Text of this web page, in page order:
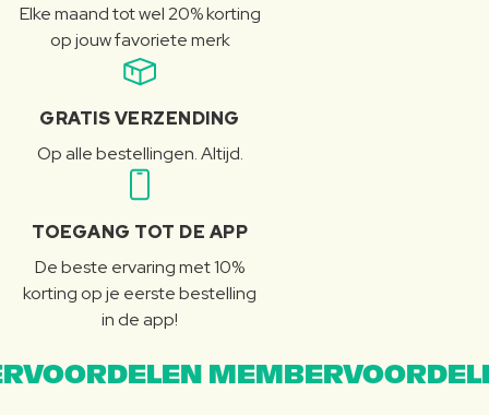
Elke maand tot wel 20% korting
op jouw favoriete merk
GRATIS VERZENDING
Op alle bestellingen. Altijd.
TOEGANG TOT DE APP
De beste ervaring met 10%
korting op je eerste bestelling
in de app!